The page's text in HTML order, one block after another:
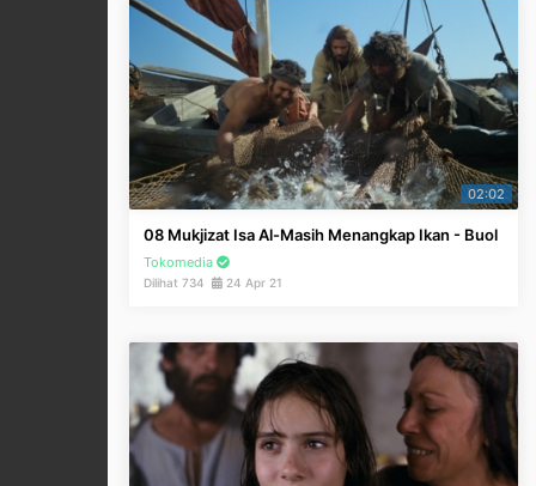
02:02
08 Mukjizat Isa Al-Masih Menangkap Ikan - Buol
Tokomedia
Dilihat 734 24 Apr 21